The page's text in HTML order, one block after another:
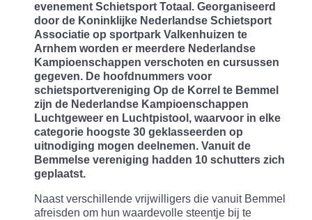
evenement Schietsport Totaal. Georganiseerd
door de Koninklijke Nederlandse Schietsport
Associatie op sportpark Valkenhuizen te
Arnhem worden er meerdere Nederlandse
Kampioenschappen verschoten en cursussen
gegeven. De hoofdnummers voor
schietsportvereniging Op de Korrel te Bemmel
zijn de Nederlandse Kampioenschappen
Luchtgeweer en Luchtpistool, waarvoor in elke
categorie hoogste 30 geklasseerden op
uitnodiging mogen deelnemen. Vanuit de
Bemmelse vereniging hadden 10 schutters zich
geplaatst.
Naast verschillende vrijwilligers die vanuit Bemmel
afreisden om hun waardevolle steentje bij te